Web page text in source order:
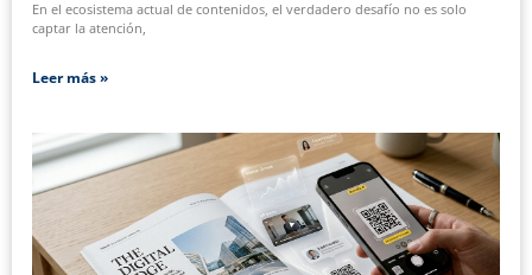
En el ecosistema actual de contenidos, el verdadero desafío no es solo
captar la atención,
Leer más »